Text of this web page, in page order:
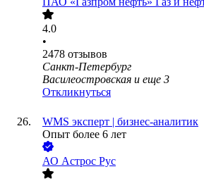
4.0
•
2478 отзывов
Санкт-Петербург
Василеостровская и еще 3
Откликнуться
WMS эксперт | бизнес-аналитик
Опыт более 6 лет
АО Астрос Рус